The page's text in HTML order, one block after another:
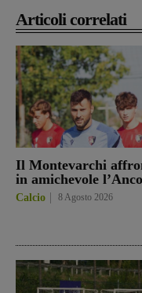
Articoli correlati
Il Montevarchi
in amichevole
Calcio 8 Agosto 2026